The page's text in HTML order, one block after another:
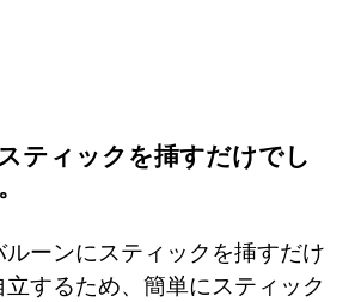
ティックを挿すだけでし
ーンにスティックを挿すだけ
するため、簡単にスティック